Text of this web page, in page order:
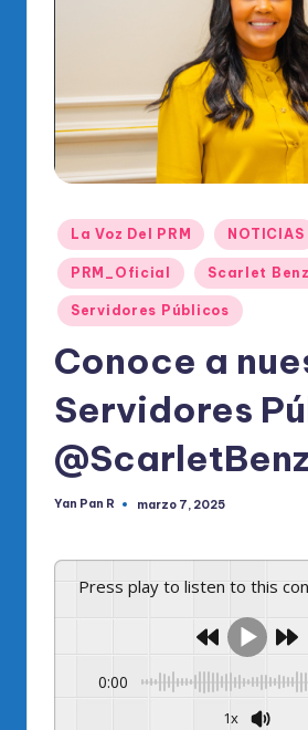
O
fi
ci
al
el
P
R
M
Publicado
en
La Voz Del PRM NOTICIAS
PRM_Oficial Scarlet
Servidores Públicos
Conoce a
Servidores
Publicado
Yan Pan R marzo 7, 2025
Press play to listen to this
0:00
1x